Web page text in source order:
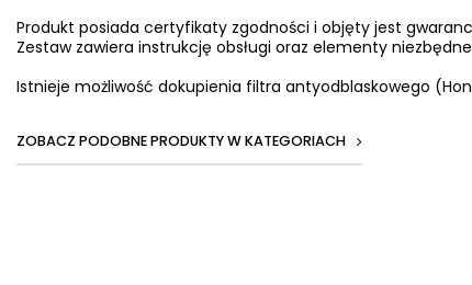
Produkt posiada certyfikaty zgodności i objęty jest
Zestaw zawiera instrukcję obsługi oraz elementy
Istnieje możliwość dokupienia filtra antyodblaskowego
ZOBACZ PODOBNE PRODUKTY W KATEGORIACH